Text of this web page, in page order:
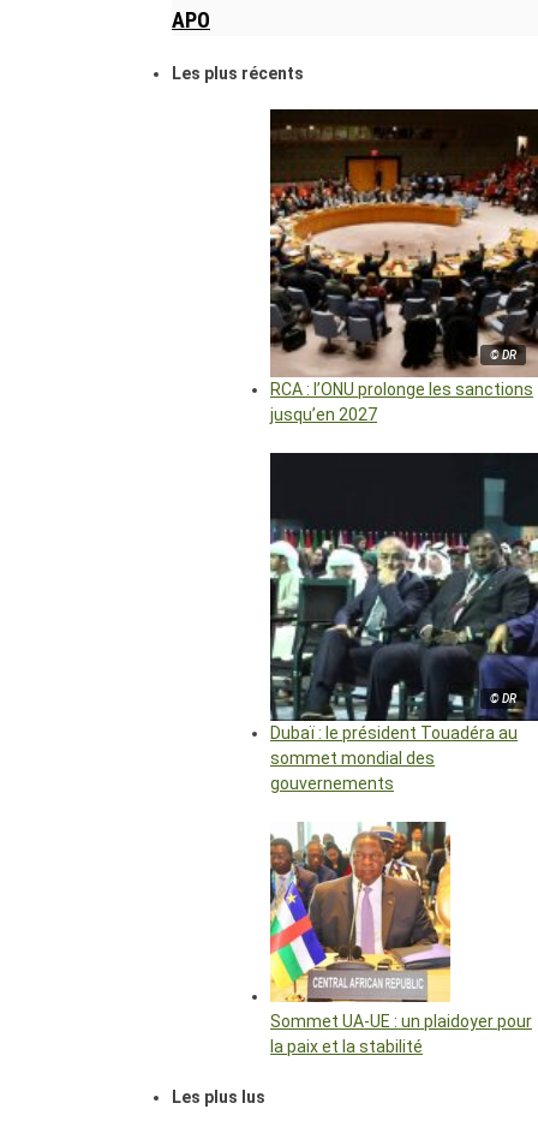
APO
Les plus récents
© DR
RCA : l’ONU prolonge les sanctions
jusqu’en 2027
© DR
Dubaï : le président Touadéra au
sommet mondial des
gouvernements
Sommet UA-UE : un plaidoyer pour
la paix et la stabilité
Les plus lus